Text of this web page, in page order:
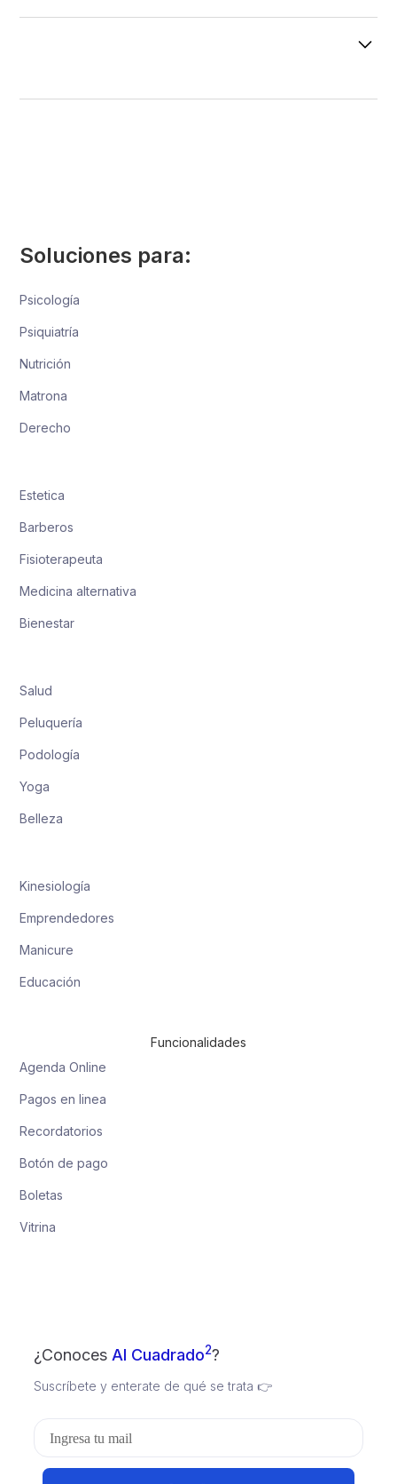
Soluciones para:
Psicología
Psiquiatría
Nutrición
Matrona
Derecho
Estetica
Barberos
Fisioterapeuta
Medicina alternativa
Bienestar
Salud
Peluquería
Podología
Yoga
Belleza
Kinesiología
Emprendedores
Manicure
Educación
Funcionalidades
Agenda Online
Pagos en linea
Recordatorios
Botón de pago
Boletas
Vitrina
¿Conoces Al Cuadrado2?
Suscríbete y enterate de qué se trata 👉